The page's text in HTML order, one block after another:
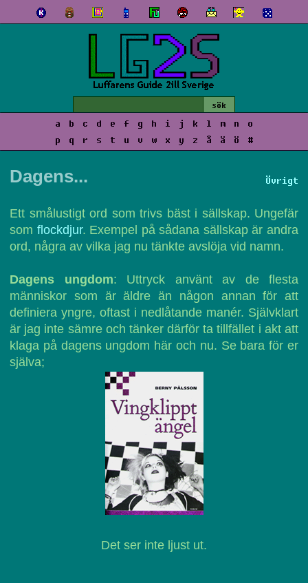
a b c d e f g h i j k l m n
o
p
q r s t u v w x y z å ä ö #
Övrigt
Dagens...
Ett smålustigt ord som trivs bäst i sällskap. Ungefär
som flockdjur. Exempel på sådana sällskap är andra
ord, några av vilka jag nu tänkte avslöja vid namn.
Dagens ungdom: Uttryck använt av de flesta
människor som är äldre än någon annan för att
definiera yngre, oftast i nedlåtande manér. Självklart
är jag inte sämre och tänker därför ta tillfället i akt att
klaga på dagens ungdom här och nu. Se bara för er
själva;
Det ser inte ljust ut.